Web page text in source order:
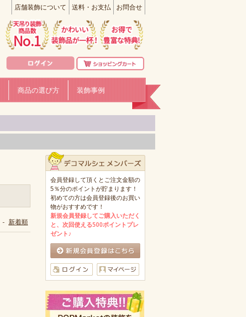
店舗装飾について 送料・お支払 お問合せ
商品の選び方 装飾事例
- 新着順
会員登録して頂くとご注文金額の
5％分のポイントが貯まります！
初めての方は会員登録後のお買い
物がおすすめです！
新規会員登録してご購入いただく
と、次回使える500ポイントプレ
ゼント♪